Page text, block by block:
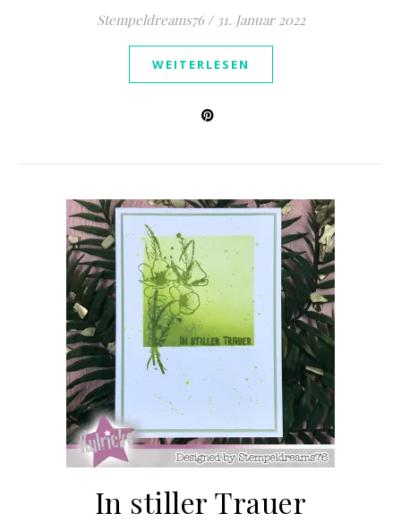
Stempeldreams76 / 31. Januar 2022
WEITERLESEN
In stiller Trauer